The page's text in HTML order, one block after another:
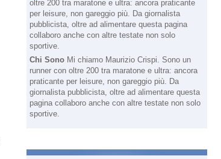
Chi Sono Mi chiamo Maurizio Crispi. Sono un
runner con oltre 200 tra maratone e ultra: ancora
praticante per leisure, non gareggio più. Da
giornalista pubblicista, oltre ad alimentare questa
pagina collaboro anche con altre testate non solo
sportive.